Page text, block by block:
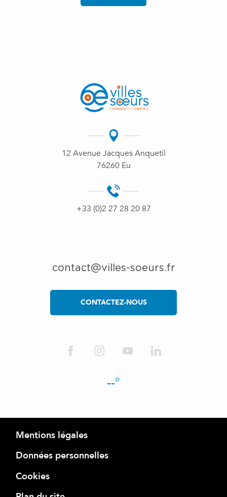
12 Avenue Jacques Anquetil
76260 Eu
+33 (0)2 27 28 20 87
contact@villes-soeurs.fr
CONTACTEZ-NOUS
--°
Mentions légales
Données personnelles
Cookies